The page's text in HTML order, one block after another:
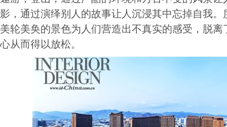
影，通过演绎别人的故事让人沉浸其中忘掉自我
美轮美奂的景色为人们营造出不真实的感受，脱
心从而得以放松。